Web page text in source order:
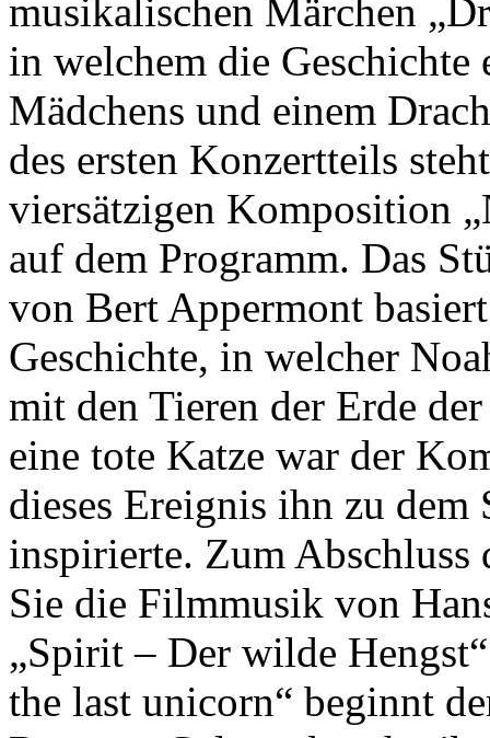
musikalischen Märchen
in welchem die Geschichte
Mädchens und einem
des ersten Konzertteils
viersätzigen Komposition
auf dem Programm. Das
von Bert Appermont
Geschichte, in welcher
mit den Tieren der Erde
eine tote Katze war der
dieses Ereignis ihn zu
inspirierte. Zum Abschluss
Sie die Filmmusik von
„Spirit – Der wilde
the last unicorn“ beginnt